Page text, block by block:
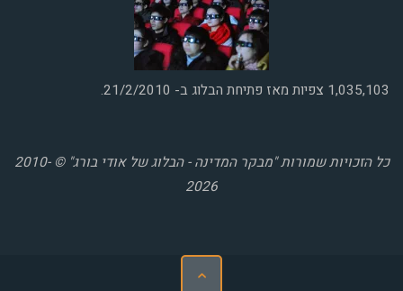
1,035,103 צפיות מאז פתיחת הבלוג ב- 21/2/2010.
כל הזכויות שמורות "מבקר המדינה - הבלוג של אודי בורג" © 2010-
2026